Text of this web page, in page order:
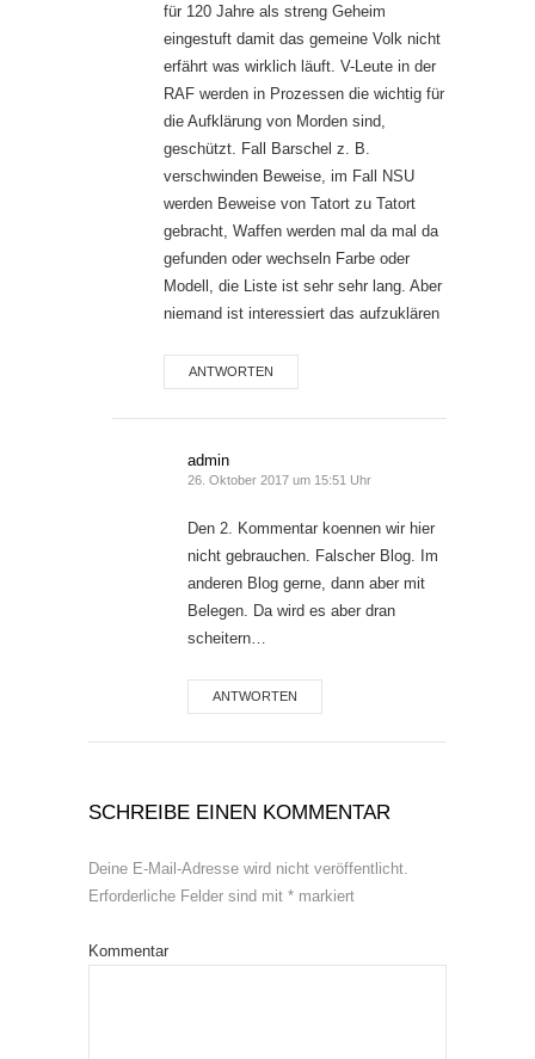
für 120 Jahre als streng Geheim
eingestuft damit das gemeine Volk nicht
erfährt was wirklich läuft. V-Leute in der
RAF werden in Prozessen die wichtig für
die Aufklärung von Morden sind,
geschützt. Fall Barschel z. B.
verschwinden Beweise, im Fall NSU
werden Beweise von Tatort zu Tatort
gebracht, Waffen werden mal da mal da
gefunden oder wechseln Farbe oder
Modell, die Liste ist sehr sehr lang. Aber
niemand ist interessiert das aufzuklären
ANTWORTEN
admin
26. Oktober 2017 um 15:51 Uhr
Den 2. Kommentar koennen wir hier
nicht gebrauchen. Falscher Blog. Im
anderen Blog gerne, dann aber mit
Belegen. Da wird es aber dran
scheitern…
ANTWORTEN
SCHREIBE EINEN KOMMENTAR
Deine E-Mail-Adresse wird nicht veröffentlicht.
Erforderliche Felder sind mit * markiert
Kommentar